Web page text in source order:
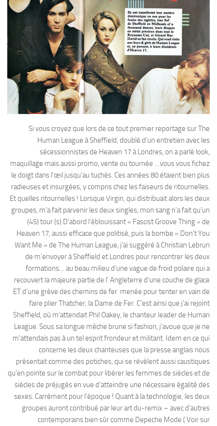
Si vous croyez que lors de ce tout premier reportage sur The
Human League à Sheffield, doublé d’un entretien avec les
sécessionnistes de Heaven 17 à Londres, on a parlé look,
maquillage mais aussi promo, vente ou tournée …vous vous fichez
le doigt dans l’œil jusqu’au tuchès. Ces années 80 étaient bien plus
radieuses et insurgées, y compris chez les faiseurs de ritournelles.
Et quelles ritournelles ! Lorsque Virgin, qui distribuait alors les deux
groupes, m’a fait parvenir les deux singles, mon sang n’a fait qu’un
(45) tour (s) D’abord l’éblouissant « Fascist Groove Thing » de
Heaven 17, aussi efficace que politisé, puis la bombe « Don’t You
Want Me » de The Human League, j’ai suggéré à Christian Lebrun
de m’envoyer à Sheffield et Londres pour rencontrer les deux
formations… au beau milieu d’une vague de froid polaire qui a
recouvert la majeure partie de l’ Angleterre d’une couche de glace
ET d’une grève des chemins de fer menée pour tenter en vain de
faire plier Thatcher, la Dame de Fer. C’est ainsi que j’ai rejoint
Sheffield, où m’attendait Phil Oakey, le chanteur leader de Human
League. Sous sa longue mèche brune si fashion, j’avoue que je ne
m’attendais pas à un tel esprit frondeur et militant. Idem en ce qui
concerne les deux chanteuses que la presse anglais nous
présentait comme des potiches, qui se révèlent aussi caustiques
qu’en pointe sur le combat pour libérer les femmes de siècles et de
siècles de préjugés en vue d’atteindre une nécessaire égalité des
sexes. Carrément pour l’époque ! Quant à la technologie, les deux
groupes auront contribué par leur art du-remix – avec d’autres
contemporains bien sûr comme Depeche Mode ( Voir sur